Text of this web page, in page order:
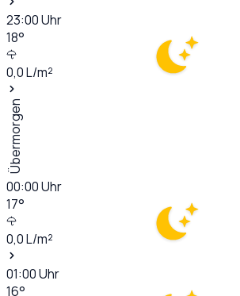
23:00Uhr
18°
0,0L/m²
Übermorgen
00:00Uhr
17°
0,0L/m²
01:00Uhr
16°